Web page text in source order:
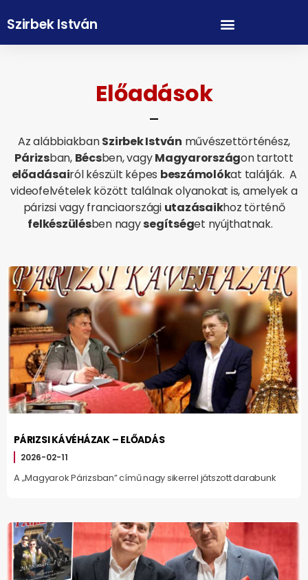
Szirbek István
Előadások
Az alábbiakbanSzirbek István művészettörténész,
Párizsban, Bécsben, vagyMagyarországon tartott
előadásairól készült képes beszámolókat találják. A
videofelvételek között találnak olyanokat is, amelyek a
párizsi vagy franciaországi utazásaikhoz történő
felkészülésben nagysegítséget nyújthatnak.
PÁRIZSI KÁVÉHÁZAK – ELŐADÁS
2026-02-11
A „Magyarok Párizsban” című nagy sikerrel játszott darabunk